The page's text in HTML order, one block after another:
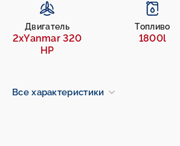
Двигатель
2xYanmar 320
HP
Топливо
1800l
Все характеристики